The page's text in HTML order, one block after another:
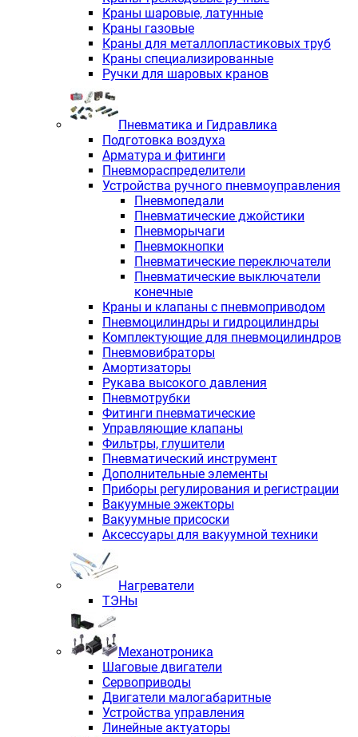
Краны шаровые, латунные
Краны газовые
Краны для металлопластиковых труб
Краны специализированные
Ручки для шаровых кранов
Пневматика и Гидравлика
Подготовка воздуха
Арматура и фитинги
Пневмораспределители
Устройства ручного пневмоуправления
Пневмопедали
Пневматические джойстики
Пневморычаги
Пневмокнопки
Пневматические переключатели
Пневматические выключатели
конечные
Краны и клапаны с пневмоприводом
Пневмоцилиндры и гидроцилиндры
Комплектующие для пневмоцилиндров
Пневмовибраторы
Амортизаторы
Рукава высокого давления
Пневмотрубки
Фитинги пневматические
Управляющие клапаны
Фильтры, глушители
Пневматический инструмент
Дополнительные элементы
Приборы регулирования и регистрации
Вакуумные эжекторы
Вакуумные присоски
Аксессуары для вакуумной техники
Нагреватели
ТЭНы
Механотроника
Шаговые двигатели
Сервоприводы
Двигатели малогабаритные
Устройства управления
Линейные актуаторы